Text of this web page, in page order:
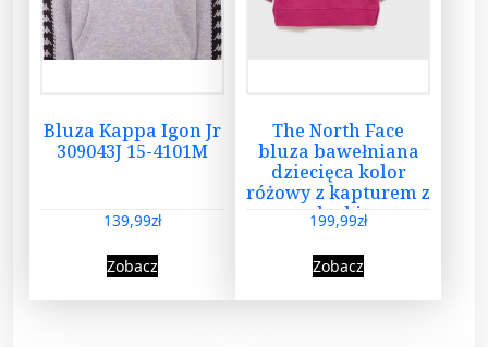
Bluza Kappa Igon Jr
309043J 15-4101M
139,99zł
Zobacz
The North Face
bluza bawełniana
dziecięca kolor
różowy z kapturem z
nadrukiem
199,99zł
Zobacz